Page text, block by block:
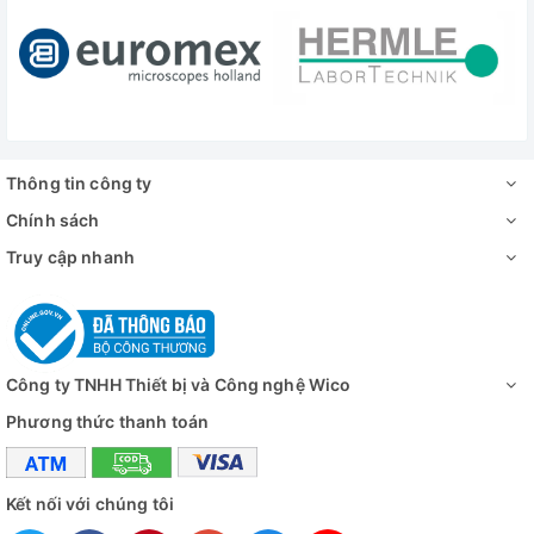
Chứng nhận
phân tích (COA)
Có
Đánh giá
Thông tin công ty
Chính sách
Truy cập nhanh
Công ty TNHH Thiết bị và Công nghệ Wico
Phương thức thanh toán
Kết nối với chúng tôi